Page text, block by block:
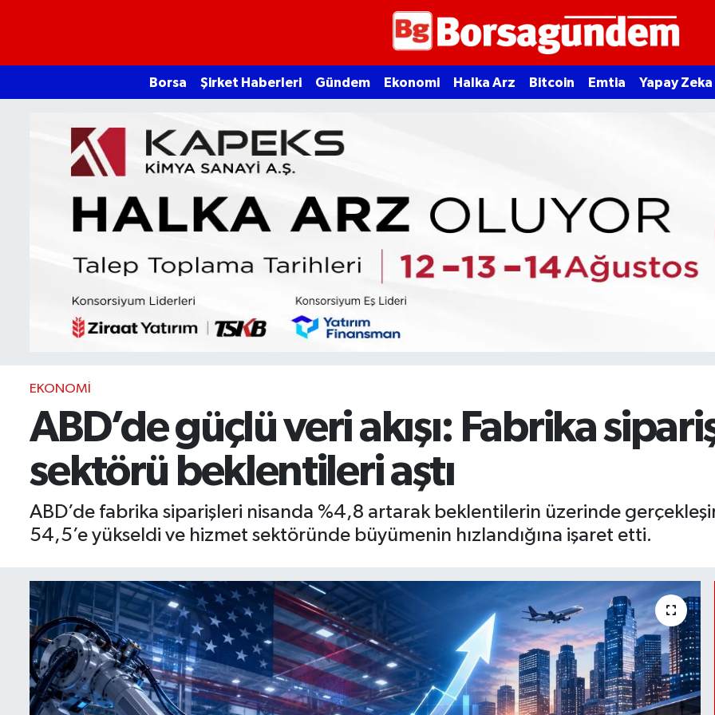
Borsa Şirket Haberleri Gündem Ekonomi Halka Arz Bitcoin Emtia Yapay Zeka
EKONOMI
ABD’de güçlü veri akışı: Fabrika
sektörü beklentileri aştı
ABD’de fabrika siparişleri nisanda %4,8 artarak beklentilerin üzerinde
54,5’e yükseldi ve hizmet sektöründe büyümenin hızlandığına işaret etti.
Ekonomi
Emtia
Şirket Haberleri
BIST 100 Isı Haritası
Coin Isı Haritası
Ekonomik Takvim
Kiripto Para Piyasası
Gizlilik Sözleşmesi
Hakkımızda
İletişim